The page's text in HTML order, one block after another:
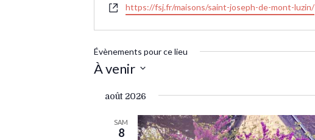
Site
https://fsj.fr/maisons/saint-joseph-de-mont-luzin/
Évènements pour ce lieu
À venir
date.
août 2026
SAM
8